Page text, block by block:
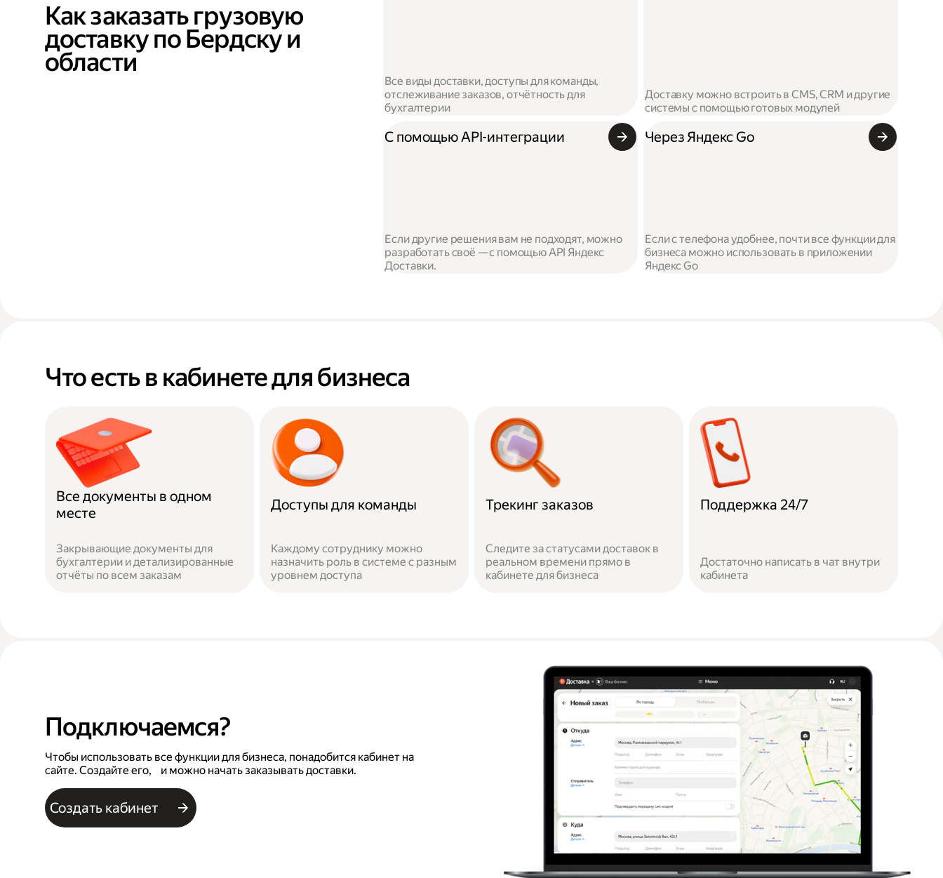
Как заказать грузовую
доставку по Бердску и
области
Все виды доставки, доступы для команды,
отслеживание заказов, отчётность для
бухгалтерии
Доставку можно встроить в CMS, CRM и другие
системы с помощью готовых модулей
С помощью API-интеграции
Если другие решения вам не подходят, можно
разработать своё — с помощью API Яндекс
Доставки.
Через Яндекс Go
Если с телефона удобнее, почти все функции для
бизнеса можно использовать в приложении
Яндекс Go
Что есть в кабинете для бизнеса
Все документы в одном
месте
Закрывающие документы для
бухгалтерии и детализированные
отчёты по всем заказам
Доступы для команды
Каждому сотруднику можно
назначить роль в системе с разным
уровнем доступа
Трекинг заказов
Следите за статусами доставок в
реальном времени прямо в
кабинете для бизнеса
Поддержка 24/7
Достаточно написать в чат внутри
кабинета
Подключаемся?
Чтобы использовать все функции для бизнеса, понадобится кабинет на
сайте. Создайте его, и можно начать заказывать доставки.
Создать кабинет